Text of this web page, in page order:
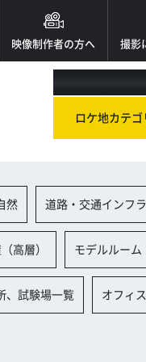
映像制作者の方へ 撮影
ロケ地カテゴ
然 道路・交通インフ
高層） モデルルーム
、試験場一覧 オフィ